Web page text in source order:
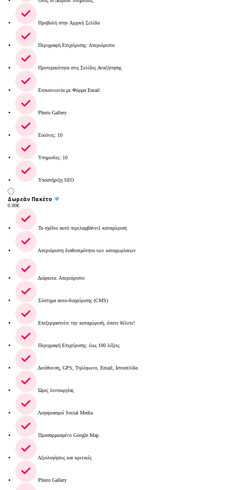
Προβολή στην Αρχική Σελίδα
Περιγραφή Επιχείρισης: Απεριόριστα
Προτεραιότητα στις Σελίδες Αναζήτησης
Επικοινωνία με Φόρμα Email
Photo Gallery
Εικόνες: 10
Υπηρεσίες: 10
Υποστήριξη SEO
Δωρεάν Πακέτο
0.00€
Το σχέδιο αυτό περιλαμβάνει1 καταχώριση
Απεριόριστη διαθεσιμότητα των καταχωρίσεων
Διάρκεια: Απεριόριστο
Σύστημα αυτο-διαχείρισης (CMS)
Επεξεργαστείτε την καταχώρισή, όποτε θέλετε!
Περιγραφή Επιχείρισης: έως 100 λέξεις
Διεύθυνση, GPS, Τηλέφωνο, Email, Ιστοσελίδα
Ώρες λειτουργίας
Λογαριασμοί Social Media
Προσαρμοσμένο Google Map
Αξιολογήσεις και κριτικές
Photo Gallery